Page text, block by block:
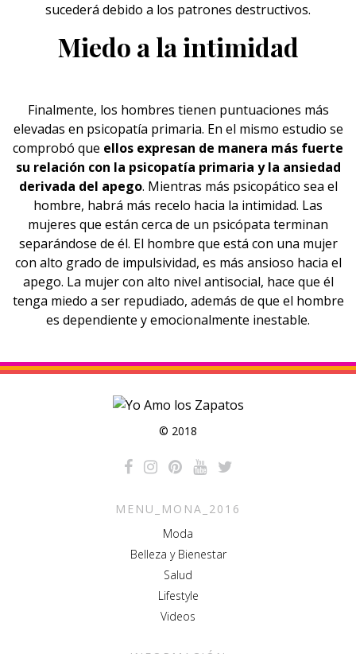
sucederá debido a los patrones destructivos.
Miedo a la intimidad
Finalmente, los hombres tienen puntuaciones más
elevadas en psicopatía primaria. En el mismo estudio se
comprobó que ellos expresan de manera más fuerte
su relación con la psicopatía primaria y la ansiedad
derivada del apego. Mientras más psicopático sea el
hombre, habrá más recelo hacia la intimidad. Las
mujeres que están cerca de un psicópata terminan
separándose de él. El hombre que está con una mujer
con alto grado de impulsividad, es más ansioso hacia el
apego. La mujer con alto nivel antisocial, hace que él
tenga miedo a ser repudiado, además de que el hombre
es dependiente y emocionalmente inestable.
© 2018
MENU_MONA_2016
Moda
Belleza y Bienestar
Salud
Lifestyle
Videos